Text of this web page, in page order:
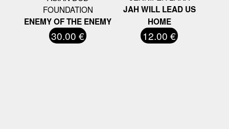
FOUNDATION
ENEMY OF THE ENEMY
30.00 €
JAH WILL LEAD US
HOME
12.00 €